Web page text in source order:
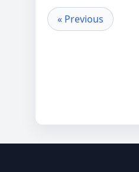
« Previous